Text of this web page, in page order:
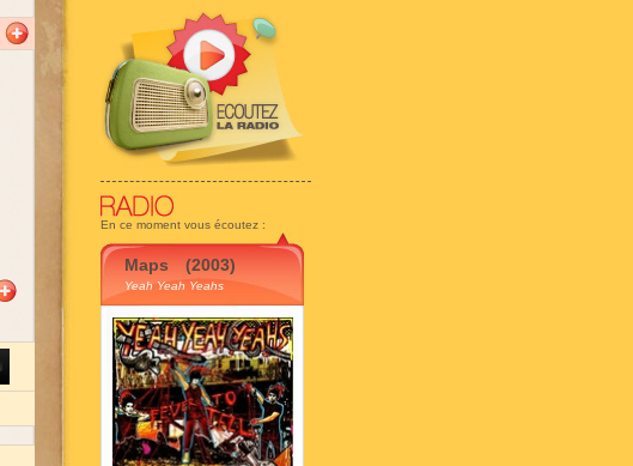
En ce moment vous écoutez :
Maps (2003)
Yeah Yeah Yeahs